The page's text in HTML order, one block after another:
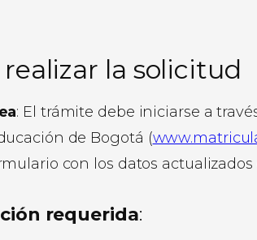
realizar la solicitud
: El trámite debe iniciarse a
de Bogotá (
con los datos
requerida: